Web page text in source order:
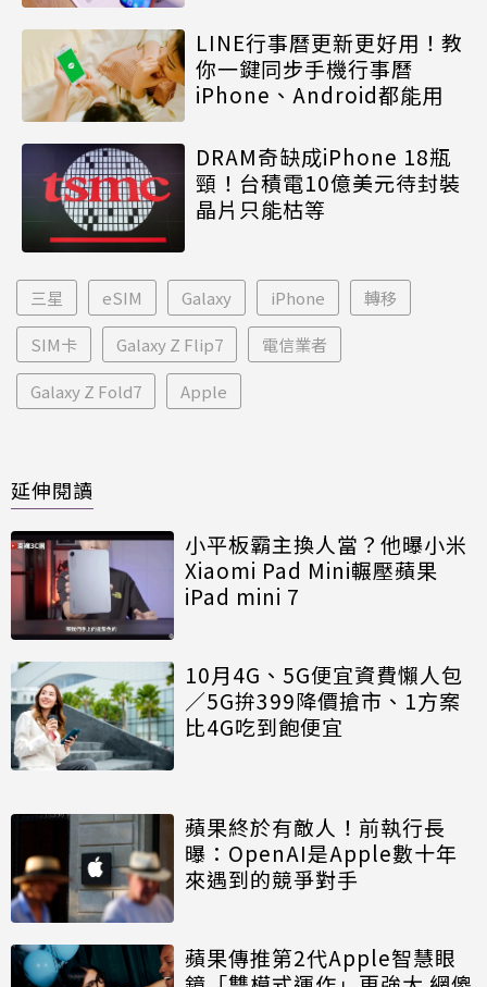
LINE行事曆更新更好用！教
你一鍵同步手機行事曆
iPhone、Android都能用
DRAM奇缺成iPhone 18瓶
頸！台積電10億美元待封裝
晶片只能枯等
三星 eSIM Galaxy iPhone 轉移
SIM卡 Galaxy Z Flip7 電信業者
Galaxy Z Fold7 Apple
延伸閱讀
小平板霸主換人當？他曝小米
Xiaomi Pad Mini輾壓蘋果
iPad mini 7
10月4G、5G便宜資費懶人包
／5G拚399降價搶市、1方案
比4G吃到飽便宜
蘋果終於有敵人！前執行長
曝：OpenAI是Apple數十年
來遇到的競爭對手
蘋果傳推第2代Apple智慧眼